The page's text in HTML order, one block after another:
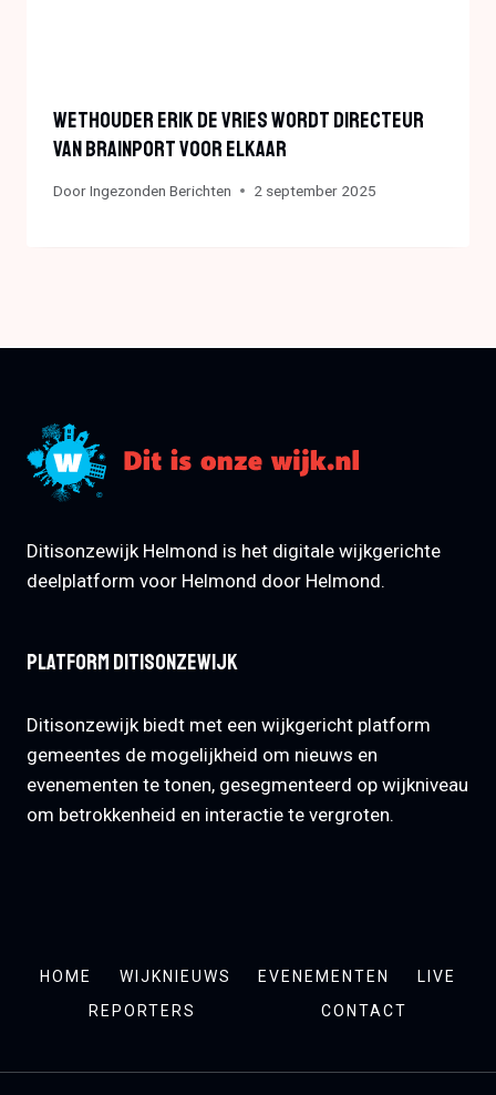
Wethouder Erik De Vries Wordt Directeur
Van Brainport Voor Elkaar
DoorIngezonden Berichten 2 september 2025
Ditisonzewijk Helmond is het digitale wijkgerichte
deelplatform voor Helmond door Helmond.
Platform Ditisonzewijk
Ditisonzewijk biedt met een wijkgericht platform
gemeentes de mogelijkheid om nieuws en
evenementen te tonen, gesegmenteerd op wijkniveau
om betrokkenheid en interactie te vergroten.
HOME WIJKNIEUWS EVENEMENTEN
LIVE
REPORTERS
CONTACT